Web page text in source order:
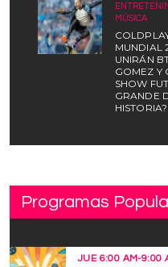
MÚSICA
MUNDIAL
UNIRÁN
GOMEZ Y
SHOW
GRANDE
HISTORIA?
Programas
JUE 6:00 AM-9:00